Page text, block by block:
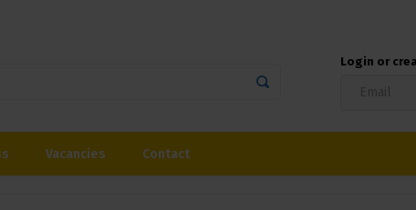
Login or
Vacancies Contact